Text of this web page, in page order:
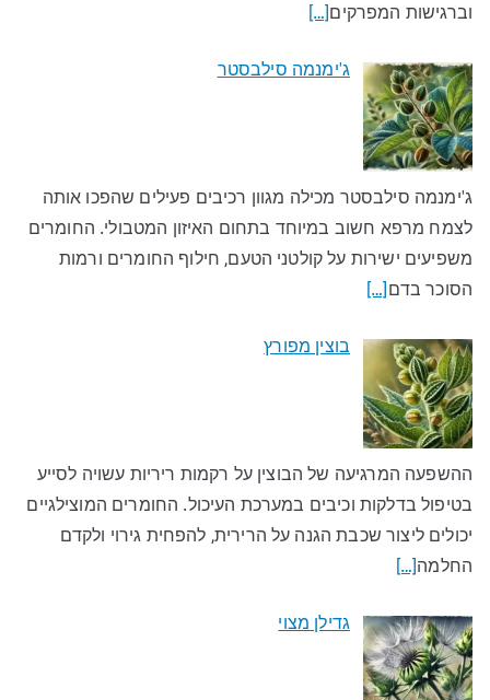
וברגישות המפרקים[…]
ג'ימנמה סילבסטר
ג'ימנמה סילבסטר מכילה מגוון רכיבים פעילים שהפכו אותה
לצמח מרפא חשוב במיוחד בתחום האיזון המטבולי. החומרים
משפיעים ישירות על קולטני הטעם, חילוף החומרים ורמות
הסוכר בדם[…]
בוצין מפורץ
ההשפעה המרגיעה של הבוצין על רקמות ריריות עשויה לסייע
בטיפול בדלקות וכיבים במערכת העיכול. החומרים המוצילגיים
יכולים ליצור שכבת הגנה על הרירית, להפחית גירוי ולקדם
החלמה[…]
גדילן מצוי